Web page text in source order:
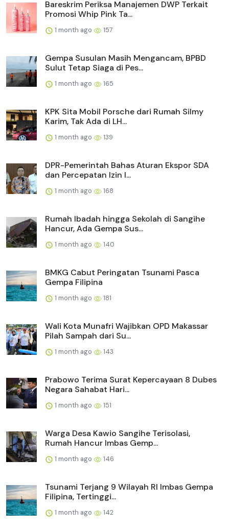
Bareskrim Periksa Manajemen DWP Terkait
Promosi Whip Pink Ta...
1 month ago 157
Gempa Susulan Masih Mengancam, BPBD
Sulut Tetap Siaga di Pes...
1 month ago 165
KPK Sita Mobil Porsche dari Rumah Silmy
Karim, Tak Ada di LH...
1 month ago 139
DPR-Pemerintah Bahas Aturan Ekspor SDA
dan Percepatan Izin I...
1 month ago 168
Rumah Ibadah hingga Sekolah di Sangihe
Hancur, Ada Gempa Sus...
1 month ago 140
BMKG Cabut Peringatan Tsunami Pasca
Gempa Filipina
1 month ago 181
Wali Kota Munafri Wajibkan OPD Makassar
Pilah Sampah dari Su...
1 month ago 143
Prabowo Terima Surat Kepercayaan 8 Dubes
Negara Sahabat Hari...
1 month ago 151
Warga Desa Kawio Sangihe Terisolasi,
Rumah Hancur Imbas Gemp...
1 month ago 146
Tsunami Terjang 9 Wilayah RI Imbas Gempa
Filipina, Tertinggi...
1 month ago 142